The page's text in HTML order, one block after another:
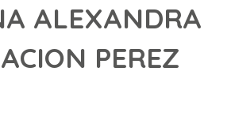
ALEXANDRA
PEREZ